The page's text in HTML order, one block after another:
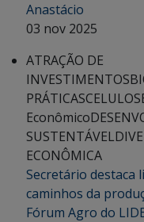
Anastácio
03 nov 2025
ATRAÇÃO DE
INVESTIMENTOS
PRÁTICAS
Econômico
SUSTENTÁVEL
ECONÔMICA
Secretário destaca
caminhos da
Fórum Agro do